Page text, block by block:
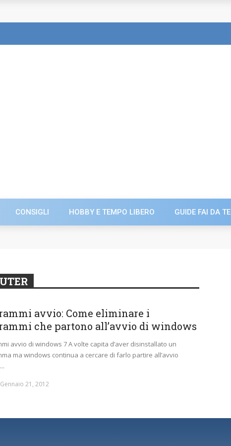
CONSIGLI HOBBY E TEMPO LIBERO GUIDE FAI DA TE
avvio: Come eliminare i
che partono all’avvio di windows
avvio di windows 7 A volte capita d’aver disinstallato un
ma windows continua a cercare di farlo partire all’avvio
Gennaio 21, 2012